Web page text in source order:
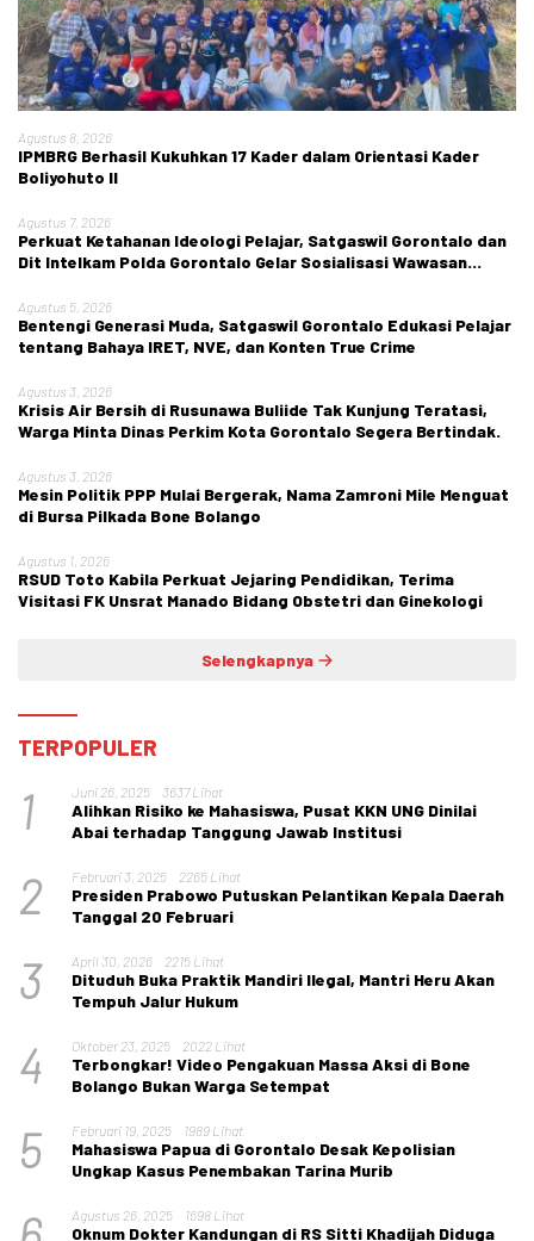
Agustus 8, 2026
IPMBRG Berhasil Kukuhkan 17 Kader dalam Orientasi Kader
Boliyohuto II
Agustus 7, 2026
Perkuat Ketahanan Ideologi Pelajar, Satgaswil Gorontalo dan
Dit Intelkam Polda Gorontalo Gelar Sosialisasi Wawasan
Agustus 5, 2026
Bentengi Generasi Muda, Satgaswil Gorontalo Edukasi Pelajar
tentang Bahaya IRET, NVE, dan Konten True Crime
Agustus 3, 2026
Krisis Air Bersih di Rusunawa Buliide Tak Kunjung Teratasi,
Warga Minta Dinas Perkim Kota Gorontalo Segera Bertindak.
Agustus 3, 2026
Mesin Politik PPP Mulai Bergerak, Nama Zamroni Mile Menguat
di Bursa Pilkada Bone Bolango
Agustus 1, 2026
RSUD Toto Kabila Perkuat Jejaring Pendidikan, Terima
Visitasi FK Unsrat Manado Bidang Obstetri dan Ginekologi
Selengkapnya
TERPOPULER
1 Juni 26, 2025 3637 Lihat
Alihkan Risiko ke Mahasiswa, Pusat KKN UNG Dinilai
Abai terhadap Tanggung Jawab Institusi
2 Februari 3, 2025 2265 Lihat
Presiden Prabowo Putuskan Pelantikan Kepala Daerah
Tanggal 20 Februari
3 April 30, 2026 2215 Lihat
Dituduh Buka Praktik Mandiri Ilegal, Mantri Heru Akan
Tempuh Jalur Hukum
4 Oktober 23, 2025 2022 Lihat
Terbongkar! Video Pengakuan Massa Aksi di Bone
Bolango Bukan Warga Setempat
5 Februari 19, 2025 1989 Lihat
Mahasiswa Papua di Gorontalo Desak Kepolisian
Ungkap Kasus Penembakan Tarina Murib
Agustus 26, 2025 1698 Lihat
Oknum Dokter Kandungan di RS Sitti Khadijah Diduga